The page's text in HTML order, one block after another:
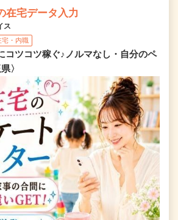
在宅データ入力
ス
宅・内職
コツコツ稼ぐ♪ノルマなし・自分のペ
〉